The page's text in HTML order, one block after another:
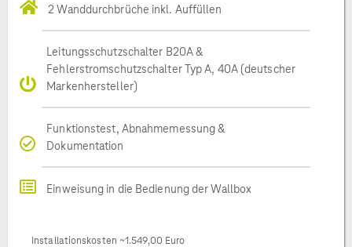
2 Wanddurchbrüche inkl. Auffüllen
Leitungsschutzschalter B20A &
Fehlerstromschutzschalter Typ A, 40A (deutscher
Markenhersteller)
Funktionstest, Abnahmemessung &
Dokumentation
Einweisung in die Bedienung der Wallbox
Installationskosten ~1.549,00 Euro